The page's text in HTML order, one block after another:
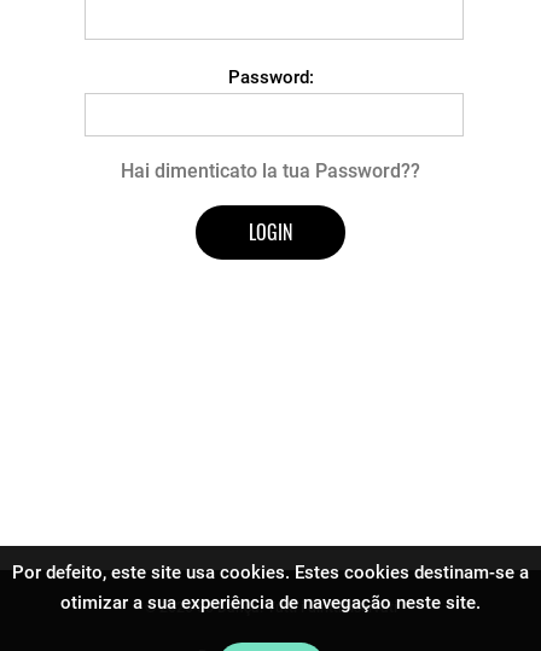
Password:
Hai dimenticato la tua Password??
Por defeito, este site usa cookies. Estes cookies destinam-se a
otimizar a sua experiência de navegação neste site.
© 2026 Só Dança. Tutti i diritti riservati